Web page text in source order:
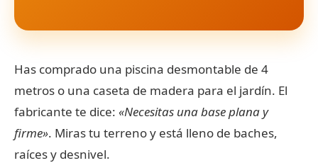
Has comprado una piscina desmontable de 4
metros o una caseta de madera para el jardín. El
fabricante te dice: «Necesitas una base plana y
firme». Miras tu terreno y está lleno de baches,
raíces y desnivel.